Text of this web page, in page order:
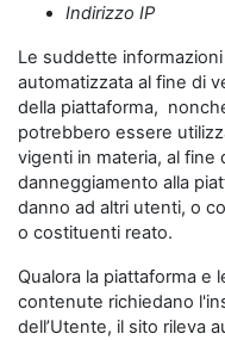
Indirizzo IP
Le suddette
automatizzata al fine di
della piattaforma,
potrebbero essere
vigenti in materia, al fine
danneggiamento alla
danno ad altri utenti, o
o costituenti reato.
Qualora la piattaforma e
contenute richiedano
dell’Utente, il sito rileva